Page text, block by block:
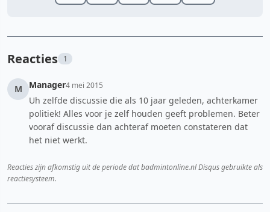
Reacties 1
M Manager4 mei 2015
Uh zelfde discussie die als 10 jaar geleden, achterkamer
politiek! Alles voor je zelf houden geeft problemen. Beter
vooraf discussie dan achteraf moeten constateren dat
het niet werkt.
Reacties zijn afkomstig uit de periode dat badmintonline.nl Disqus gebruikte als
reactiesysteem.